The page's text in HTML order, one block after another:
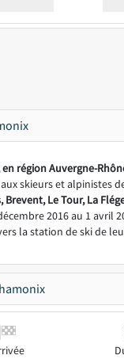
en région Auvergne-
skieurs et alpinistes
Brevent, Le Tour, La
2016 au 1 avril
la station de ski de